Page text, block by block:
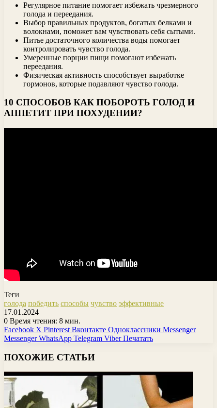
Регулярное питание помогает избежать чрезмерного
голода и переедания.
Выбор правильных продуктов, богатых белками и
волокнами, поможет вам чувствовать себя сытыми.
Питье достаточного количества воды помогает
контролировать чувство голода.
Умеренные порции пищи помогают избежать
переедания.
Физическая активность способствует выработке
гормонов, которые подавляют чувство голода.
10 СПОСОБОВ КАК ПОБОРОТЬ ГОЛОД И
АППЕТИТ ПРИ ПОХУДЕНИИ?
Теги
голода победить способы чувство эффективные
17.01.2024
0 Время чтения: 8 мин.
Facebook X Pinterest Вконтакте Одноклассники Messenger
Messenger WhatsApp Telegram Viber Печатать
ПОХОЖИЕ СТАТЬИ